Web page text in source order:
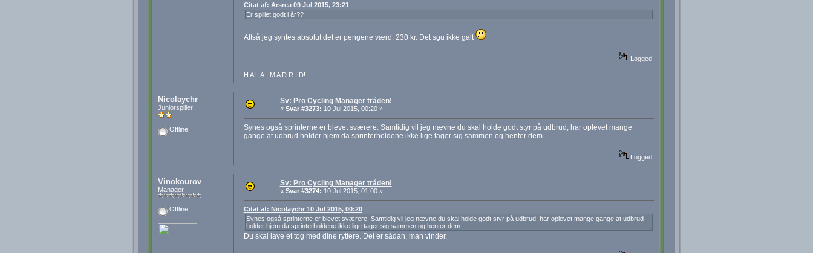
Citat af: Arsrea 09 Jul 2015, 23:21
Er spillet godt i år??
Altså jeg syntes absolut det er pengene værd. 230 kr. Det sgu ikke galt
Logged
H A L A M A D R I D!
Nicolaychr
Juniorspiller
Offline
Sv: Pro Cycling Manager tråden!
« Svar #3273: 10 Jul 2015, 00:20 »
Synes også sprinterne er blevet sværere. Samtidig vil jeg nævne du skal holde godt styr på udbrud, har oplevet mange
gange at udbrud holder hjem da sprinterholdene ikke lige tager sig sammen og henter dem
Logged
Vinokourov
Manager
Offline
Sv: Pro Cycling Manager tråden!
« Svar #3274: 10 Jul 2015, 01:00 »
Citat af: Nicolaychr 10 Jul 2015, 00:20
Synes også sprinterne er blevet sværere. Samtidig vil jeg nævne du skal holde godt styr på udbrud, har oplevet mange gange at udbrud
holder hjem da sprinterholdene ikke lige tager sig sammen og henter dem
Du skal lave et tog med dine ryttere. Det er sådan, man vinder.